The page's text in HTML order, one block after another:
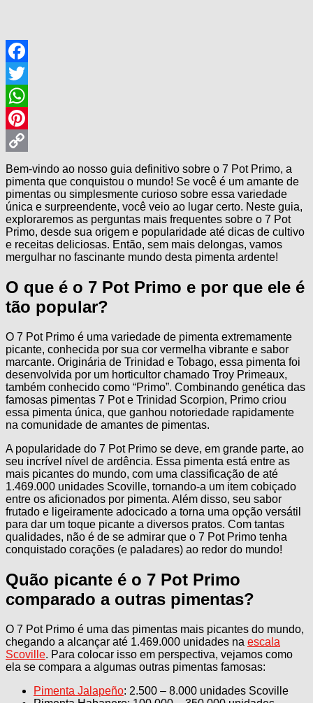
Facebook
Twitter
WhatsApp
Pinterest
Copy
Link
Bem-vindo ao nosso guia definitivo sobre o 7 Pot Primo, a
pimenta que conquistou o mundo! Se você é um amante de
pimentas ou simplesmente curioso sobre essa variedade
única e surpreendente, você veio ao lugar certo. Neste guia,
exploraremos as perguntas mais frequentes sobre o 7 Pot
Primo, desde sua origem e popularidade até dicas de cultivo
e receitas deliciosas. Então, sem mais delongas, vamos
mergulhar no fascinante mundo desta pimenta ardente!
O que é o 7 Pot Primo e por que ele é
tão popular?
O 7 Pot Primo é uma variedade de pimenta extremamente
picante, conhecida por sua cor vermelha vibrante e sabor
marcante. Originária de Trinidad e Tobago, essa pimenta foi
desenvolvida por um horticultor chamado Troy Primeaux,
também conhecido como “Primo”. Combinando genética das
famosas pimentas 7 Pot e Trinidad Scorpion, Primo criou
essa pimenta única, que ganhou notoriedade rapidamente
na comunidade de amantes de pimentas.
A popularidade do 7 Pot Primo se deve, em grande parte, ao
seu incrível nível de ardência. Essa pimenta está entre as
mais picantes do mundo, com uma classificação de até
1.469.000 unidades Scoville, tornando-a um item cobiçado
entre os aficionados por pimenta. Além disso, seu sabor
frutado e ligeiramente adocicado a torna uma opção versátil
para dar um toque picante a diversos pratos. Com tantas
qualidades, não é de se admirar que o 7 Pot Primo tenha
conquistado corações (e paladares) ao redor do mundo!
Quão picante é o 7 Pot Primo
comparado a outras pimentas?
O 7 Pot Primo é uma das pimentas mais picantes do mundo,
chegando a alcançar até 1.469.000 unidades na escala
Scoville. Para colocar isso em perspectiva, vejamos como
ela se compara a algumas outras pimentas famosas:
Pimenta Jalapeño: 2.500 – 8.000 unidades Scoville